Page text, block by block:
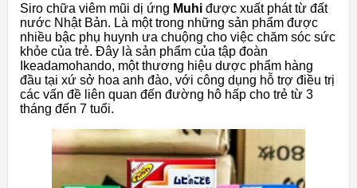
Siro chữa viêm mũi dị ứng Muhi được xuất phát từ đất
nước Nhật Bản. Là một trong những sản phẩm được
nhiều bậc phụ huynh ưa chuộng cho việc chăm sóc sức
khỏe của trẻ. Đây là sản phẩm của tập đoàn
Ikeadamohando, một thương hiệu dược phẩm hàng
đầu tại xứ sở hoa anh đào, với công dụng hỗ trợ điều trị
các vấn đề liên quan đến đường hô hấp cho trẻ từ 3
tháng đến 7 tuổi.